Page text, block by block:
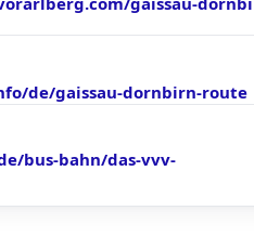
de/gaissau-dornbirn-route
bus-bahn/das-vvv-